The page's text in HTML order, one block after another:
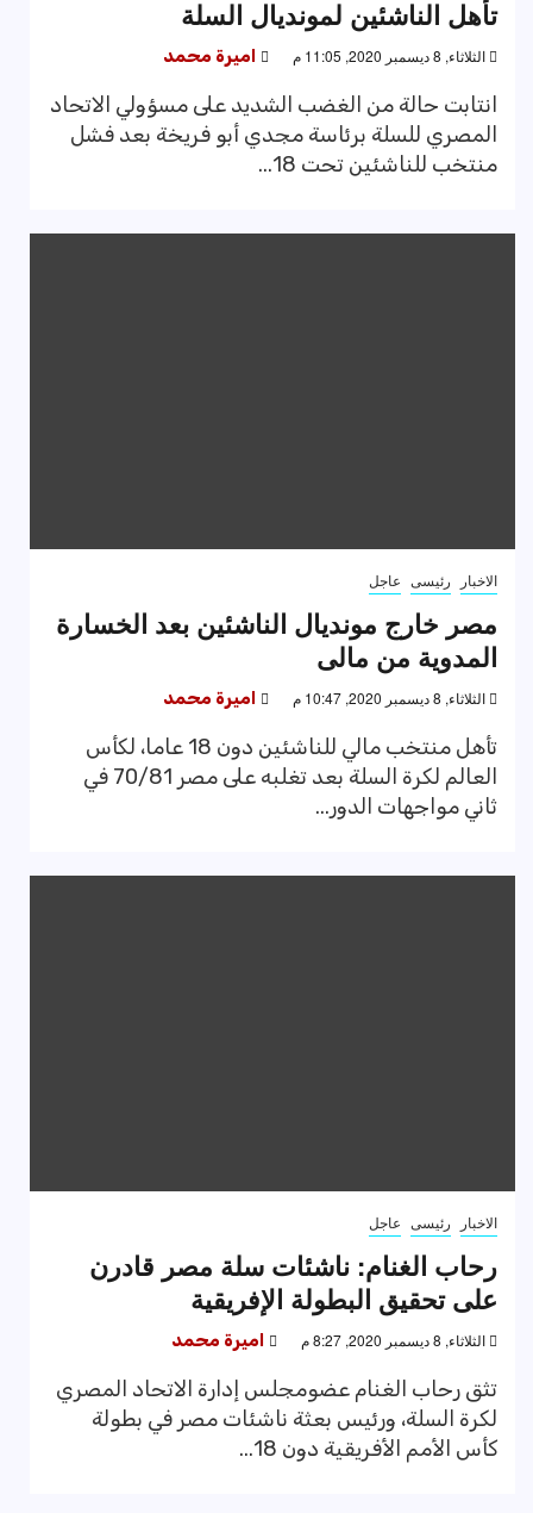
تأهل الناشئين لمونديال السلة
الثلاثاء, 8 ديسمبر 2020, 11:05 م اميرة محمد
انتابت حالة من الغضب الشديد على مسؤولي الاتحاد
المصري للسلة برئاسة مجدي أبو فريخة بعد فشل
منتخب للناشئين تحت 18...
الاخبار رئيسى عاجل
مصر خارج مونديال الناشئين بعد الخسارة
المدوية من مالى
الثلاثاء, 8 ديسمبر 2020, 10:47 م اميرة محمد
تأهل منتخب مالي للناشئين دون 18 عاما، لكأس
العالم لكرة السلة بعد تغلبه على مصر 70/81 في
ثاني مواجهات الدور...
الاخبار رئيسى عاجل
رحاب الغنام: ناشئات سلة مصر قادرن
على تحقيق البطولة الإفريقية
الثلاثاء, 8 ديسمبر 2020, 8:27 م اميرة محمد
تثق رحاب الغنام عضومجلس إدارة الاتحاد المصري
لكرة السلة، ورئيس بعثة ناشئات مصر في بطولة
كأس الأمم الأفريقية دون 18...